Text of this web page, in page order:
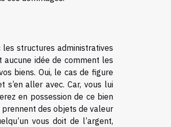
les structures administratives
aucune idée de comment les
biens. Oui, le cas de figure
aller avec. Car, vous lui
en possession de ce bien
des objets de valeur
vous doit de l’argent,